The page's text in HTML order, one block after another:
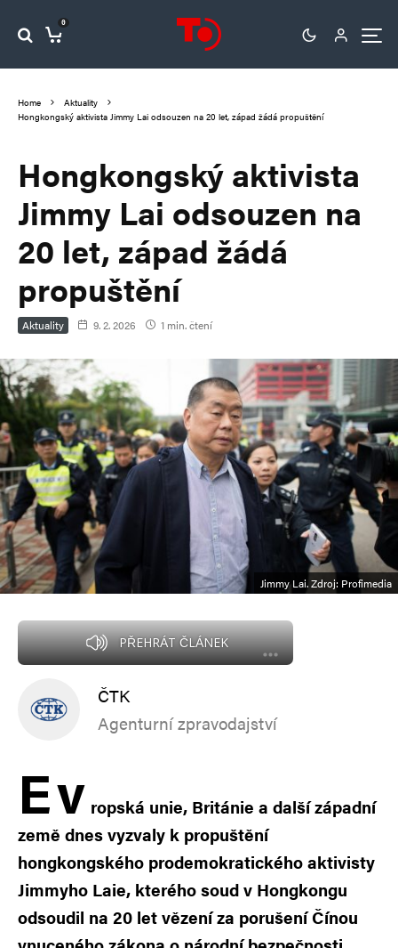
0
Home
Aktuality
Hongkongský aktivista Jimmy Lai odsouzen na 20 let, západ žádá propuštění
Hongkongský aktivista
Jimmy Lai odsouzen na
20 let, západ žádá
propuštění
Aktuality 9. 2. 2026 1 min. čtení
Jimmy Lai. Zdroj: Profimedia
PŘEHRÁT ČLÁNEK
ČTK
Agenturní zpravodajství
Ev ropská unie, Británie a další západní
země dnes vyzvaly k propuštění
hongkongského prodemokratického aktivisty
Jimmyho Laie, kterého soud v Hongkongu
odsoudil na 20 let vězení za porušení Čínou